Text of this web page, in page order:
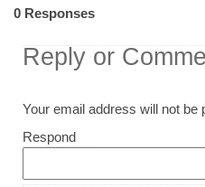
0 Responses
Reply or
Your email address will not be
RespondComment